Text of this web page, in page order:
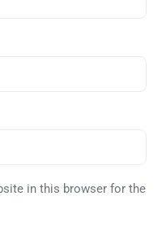
in this browser for the